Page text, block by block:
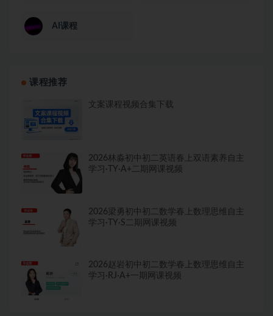
AI课程
课程推荐
文案课程视频合集下载
2026林淼初中初二英语春上双语素养自主
学习·TY·A+二期网课视频
2026梁勇初中初二数学春上数理思维自主
学习·TY·S二期网课视频
2026赵岩初中初二数学春上数理思维自主
学习·RJ·A+一期网课视频